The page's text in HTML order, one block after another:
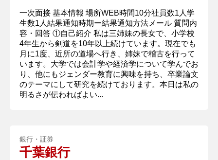
一次面接 基本情報 場所WEB時間10分社員数1人学
生数1人結果通知時期ー結果通知方法メール 質問内
容・回答 ①自己紹介 私は三姉妹の長女で、小学校
4年生から剣道を10年以上続けています。現在でも
月に1度、近所の道場へ行き、姉妹で稽古を行って
います。大学では会計学や経済学について学んでお
り、他にもジェンダー教育に興味を持ち、卒業論文
のテーマにして研究を続けております。本日は私の
明るさが伝わればよい...
銀行・証券
千葉銀行